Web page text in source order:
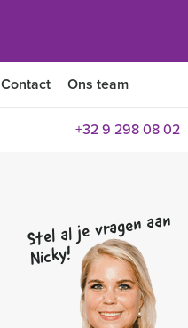
Contact Ons team
+32 9 298 08 02
Stel al je vragen aan
Nicky!